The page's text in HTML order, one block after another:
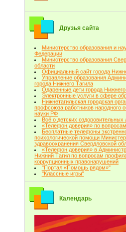
Друзья сайта
Министерство образования и
Федерации
Министерство образования
области
Официальный сайт города
Управление образования
города Нижнего Тагила
Одаренные дети города Нижнего
Электронные услуги в сфере
Нижнетагильская городская
профсоюза работников народного
науки РФ
Всё о детских оздоровительных
«Телефон доверия» по
Бесплатные телефоны
психологической помощи
здравоохранения Свердловской
«Телефон доверия» в
Нижний Тагил по вопросам
коррупционных правонарушений
"Портал «Помощь рядом»"
"Классные игры"
Календарь